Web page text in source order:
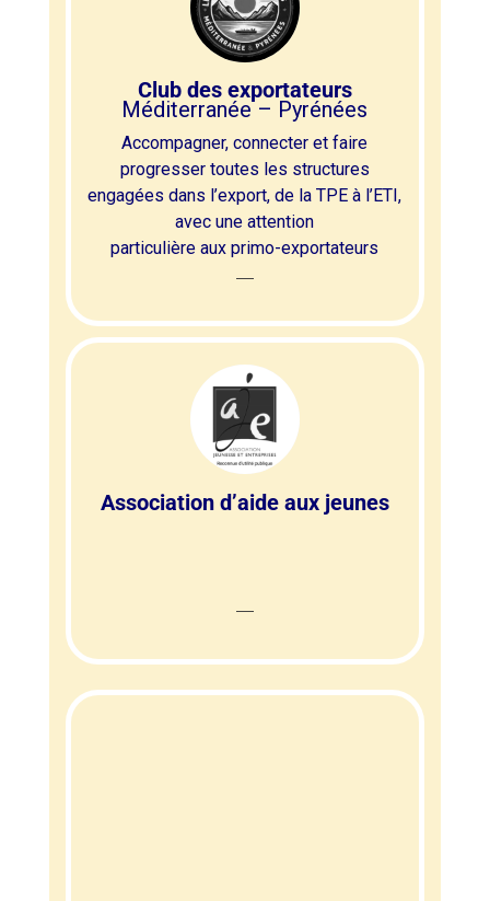
Club des exportateurs
Méditerranée – Pyrénées
Accompagner, connecter et faire
progresser toutes les structures
engagées dans l’export, de la TPE à l’ETI,
avec une attention
particulière aux primo-exportateurs
Association d’aide aux jeunes